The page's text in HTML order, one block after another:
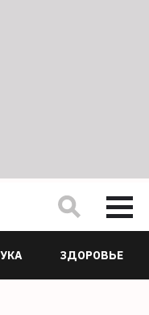
ЗДОРОВЬЕ